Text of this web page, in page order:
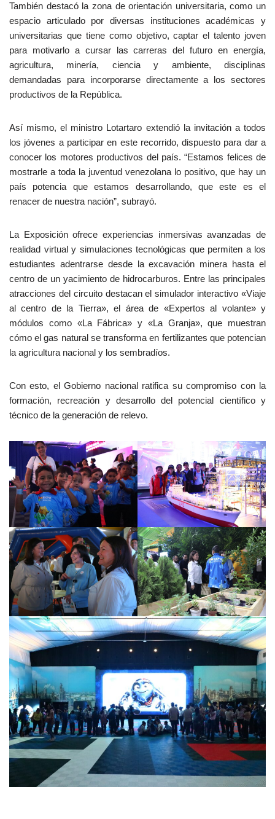
También destacó la zona de orientación universitaria, como un
espacio articulado por diversas instituciones académicas y
universitarias que tiene como objetivo, captar el talento joven
para motivarlo a cursar las carreras del futuro en energía,
agricultura, minería, ciencia y ambiente, disciplinas
demandadas para incorporarse directamente a los sectores
productivos de la República.
Así mismo, el ministro Lotartaro extendió la invitación a todos
los jóvenes a participar en este recorrido, dispuesto para dar a
conocer los motores productivos del país. “Estamos felices de
mostrarle a toda la juventud venezolana lo positivo, que hay un
país potencia que estamos desarrollando, que este es el
renacer de nuestra nación”, subrayó.
La Exposición ofrece experiencias inmersivas avanzadas de
realidad virtual y simulaciones tecnológicas que permiten a los
estudiantes adentrarse desde la excavación minera hasta el
centro de un yacimiento de hidrocarburos. Entre las principales
atracciones del circuito destacan el simulador interactivo «Viaje
al centro de la Tierra», el área de «Expertos al volante» y
módulos como «La Fábrica» y «La Granja», que muestran
cómo el gas natural se transforma en fertilizantes que potencian
la agricultura nacional y los sembradíos.
Con esto, el Gobierno nacional ratifica su compromiso con la
formación, recreación y desarrollo del potencial científico y
técnico de la generación de relevo.